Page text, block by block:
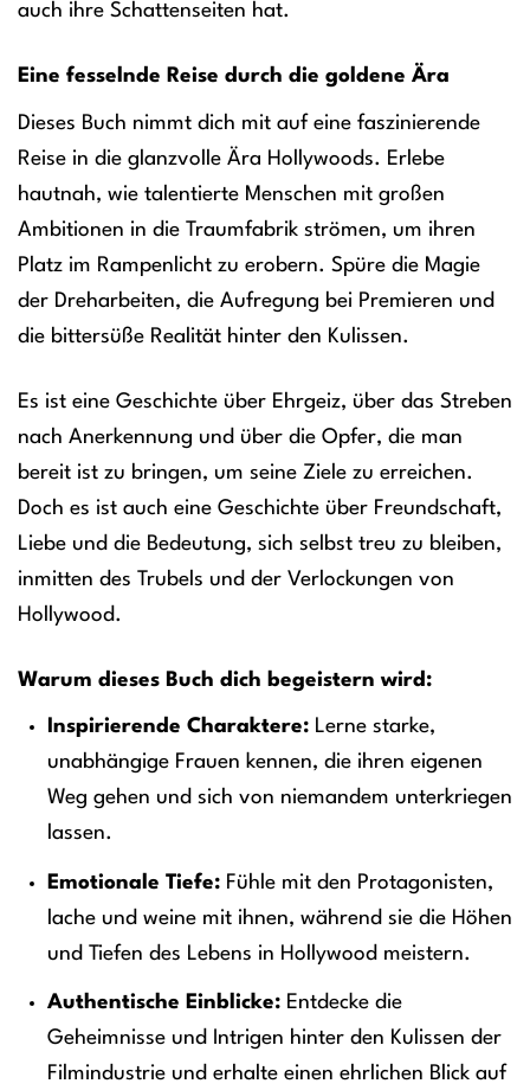
auch ihre Schattenseiten hat.
Eine fesselnde Reise durch die goldene Ära
Dieses Buch nimmt dich mit auf eine faszinierende
Reise in die glanzvolle Ära Hollywoods. Erlebe
hautnah, wie talentierte Menschen mit großen
Ambitionen in die Traumfabrik strömen, um ihren
Platz im Rampenlicht zu erobern. Spüre die Magie
der Dreharbeiten, die Aufregung bei Premieren und
die bittersüße Realität hinter den Kulissen.
Es ist eine Geschichte über Ehrgeiz, über das Streben
nach Anerkennung und über die Opfer, die man
bereit ist zu bringen, um seine Ziele zu erreichen.
Doch es ist auch eine Geschichte über Freundschaft,
Liebe und die Bedeutung, sich selbst treu zu bleiben,
inmitten des Trubels und der Verlockungen von
Hollywood.
Warum dieses Buch dich begeistern wird:
Inspirierende Charaktere:Lerne starke,
unabhängige Frauen kennen, die ihren eigenen
Weg gehen und sich von niemandem unterkriegen
lassen.
Emotionale Tiefe:Fühle mit den Protagonisten,
lache und weine mit ihnen, während sie die Höhen
und Tiefen des Lebens in Hollywood meistern.
Authentische Einblicke:Entdecke die
Geheimnisse und Intrigen hinter den Kulissen der
Filmindustrie und erhalte einen ehrlichen Blick auf